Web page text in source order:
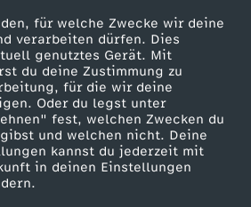
für welche Zwecke wir deine
verarbeiten dürfen. Dies
genutztes Gerät. Mit
du deine Zustimmung zu
für die wir deine
Oder du legst unter
fest, welchen Zwecken du
und welchen nicht. Deine
kannst du jederzeit mit
in deinen Einstellungen
Wedges
mit Orangensoße